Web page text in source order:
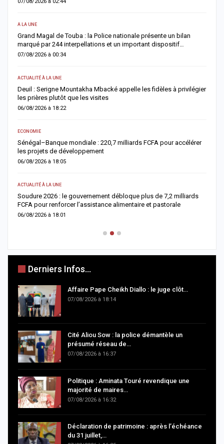
A LA UNE
Grand Magal de Touba : la Police nationale présente un bilan
marqué par 244 interpellations et un important dispositif…
07/08/2026 à 00:34
ACTUALITÉ À LA UNE
Deuil : Serigne Mountakha Mbacké appelle les fidèles à privilégier
les prières plutôt que les visites
06/08/2026 à 18:22
ECONOMIE
Sénégal–Banque mondiale : 220,7 milliards FCFA pour accélérer
les projets de développement
06/08/2026 à 18:05
ACTUALITÉ À LA UNE
Soudure 2026 : le gouvernement débloque plus de 7,2 milliards
FCFA pour renforcer l’assistance alimentaire et pastorale
06/08/2026 à 18:01
Derniers Infos...
Affaire Pape Cheikh Diallo : le juge clôt…
07/08/2026 à 18:14
Cité Aliou Sow : la police démantèle un
présumé réseau de…
07/08/2026 à 16:37
Politique : Aminata Touré revendique une
majorité de maires…
07/08/2026 à 16:32
Déclaration de patrimoine : après l’échéance
du 31 juillet,…